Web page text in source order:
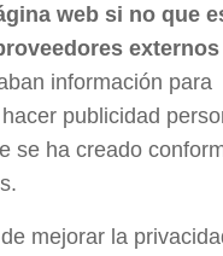
web si no que
información para
publicidad
se ha creado
mejorar la